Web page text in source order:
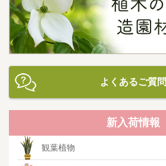
よくあるご質問
新入荷情報
観葉植物